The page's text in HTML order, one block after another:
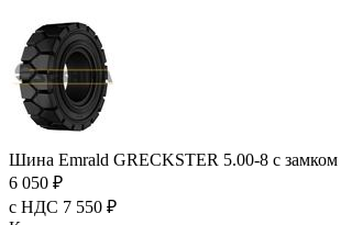
Шина Emrald GRECKSTER 5.00-8 с замком
6 050 ₽
с НДС 7 550 ₽